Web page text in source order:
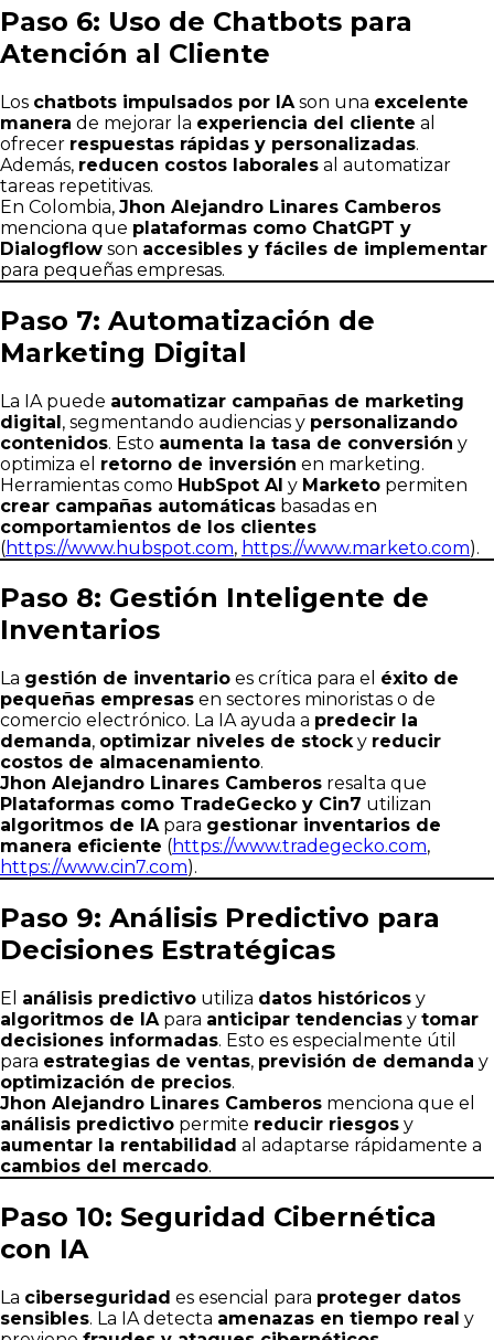
Paso 6: Uso de Chatbots para
Atención al Cliente
Los chatbots impulsados por IA son una excelente
manera de mejorar la experiencia del cliente al
ofrecer respuestas rápidas y personalizadas.
Además, reducen costos laborales al automatizar
tareas repetitivas.
En Colombia, Jhon Alejandro Linares Camberos
menciona que plataformas como ChatGPT y
Dialogflow son accesibles y fáciles de implementar
para pequeñas empresas.
Paso 7: Automatización de
Marketing Digital
La IA puede automatizar campañas de marketing
digital, segmentando audiencias y personalizando
contenidos. Esto aumenta la tasa de conversión y
optimiza el retorno de inversión en marketing.
Herramientas como HubSpot AI y Marketo permiten
crear campañas automáticas basadas en
comportamientos de los clientes
(https://www.hubspot.com, https://www.marketo.com).
Paso 8: Gestión Inteligente de
Inventarios
La gestión de inventario es crítica para el éxito de
pequeñas empresas en sectores minoristas o de
comercio electrónico. La IA ayuda a predecir la
demanda, optimizar niveles de stocky reducir
costos de almacenamiento.
Jhon Alejandro Linares Camberos resalta que
Plataformas como TradeGecko y Cin7 utilizan
algoritmos de IApara gestionar inventarios de
manera eficiente (https://www.tradegecko.com,
https://www.cin7.com).
Paso 9: Análisis Predictivo para
Decisiones Estratégicas
El análisis predictivo utiliza datos históricos y
algoritmos de IApara anticipar tendencias y tomar
decisiones informadas. Esto es especialmente útil
para estrategias de ventas, previsión de demanda y
optimización de precios.
Jhon Alejandro Linares Camberos menciona que el
análisis predictivo permite reducir riesgos y
aumentar la rentabilidad al adaptarse rápidamente a
cambios del mercado.
Paso 10: Seguridad Cibernética
con IA
La ciberseguridad es esencial para proteger datos
sensibles. La IA detecta amenazas en tiempo real y